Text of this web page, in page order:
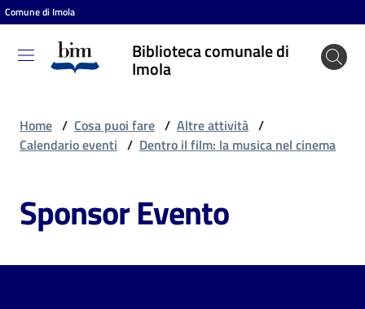
Vai al contenuto
Vai alla navigazione
Vai al footer
Comune di Imola
Biblioteca comunale di
Imola
Biblioteca
comunale
puoi
Home / Cosa puoi fare / Altre attività /
Calendario eventi / Dentro il film: la musica nel cinema
Sponsor Evento